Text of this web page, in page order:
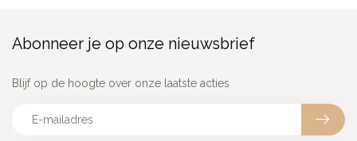
Abonneer je op onze nieuwsbrief
Blijf op de hoogte over onze laatste acties